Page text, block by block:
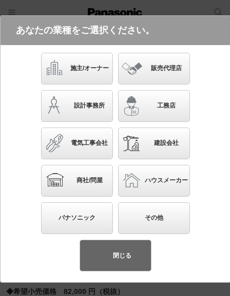
電気・建築設備（ビジネス）
フリーワード
品番・キーワード
かんたん照度計算
XYT2007RZ LE1
地中埋込型 LED（電球色） ローポールライト 拡散
配光タイプ 防雨型／地上高891mm Bijou（美丈/ビジ
（省エネ・デザイン性・配光制御など様々なご
要望にお応えできる商品群です。）
◆希望小売価格 82,000 円（税抜）
あなたの業種をご選択ください。
施主/オーナー 販売代理店
設計事務所 工務店
電気工事会社 建設会社
商社/問屋 ハウスメーカー
パナソニック その他
閉じる